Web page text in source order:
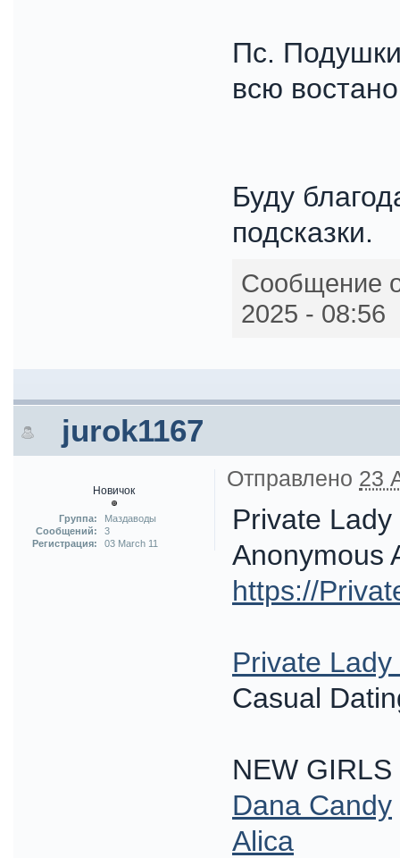
Пс.
всю
Буду
подсказки.
Сообщение
2025 - 08:56
jurok1167
Новичок
Группа:
Маздаводы
Сообщений:
3
Регистрация:
03 March 11
Отправлено 23
Private
Anonymous
https://
Private
Casual
NEW GIRLS
Dana Candy
Alica